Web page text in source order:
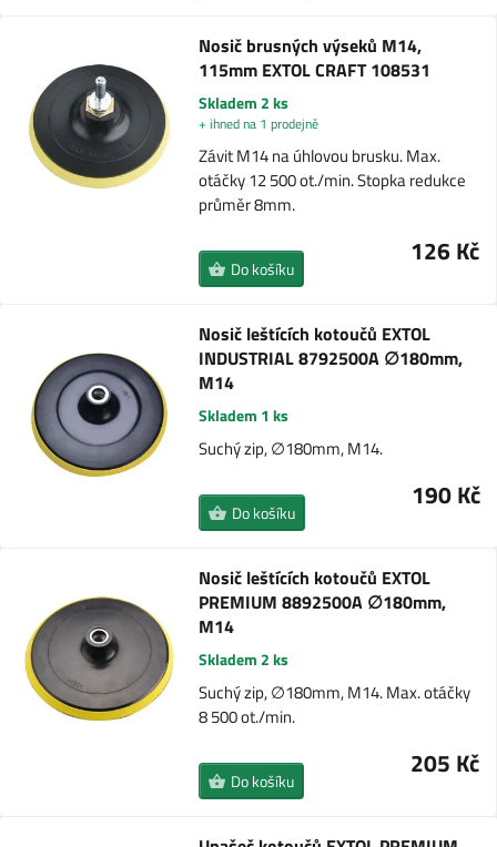
Nosič brusných výseků M14,
115mm EXTOL CRAFT 108531
Skladem 2 ks
+ ihned na 1 prodejně
Závit M14 na úhlovou brusku. Max.
otáčky 12 500 ot./min. Stopka redukce
průměr 8mm.
126 Kč
Do košíku
Nosič leštících kotoučů EXTOL
INDUSTRIAL 8792500A ∅180mm,
M14
Skladem 1 ks
Suchý zip, ∅180mm, M14.
190 Kč
Do košíku
Nosič leštících kotoučů EXTOL
PREMIUM 8892500A ∅180mm,
M14
Skladem 2 ks
Suchý zip, ∅180mm, M14. Max. otáčky
8 500 ot./min.
205 Kč
Do košíku